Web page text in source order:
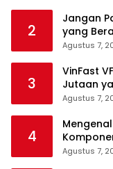
2
Jangan
yang
Agustus 7,
3
VinFast
Jutaan
Motor
Agustus 7,
4
Agustus 7,